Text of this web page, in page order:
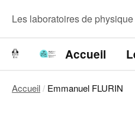
contenu
Menu
Les laboratoires de
normale supérieure
Laboratoire Kastler Brossel
Navigation
principale
Accueil
Accueil Emmanuel FLURIN